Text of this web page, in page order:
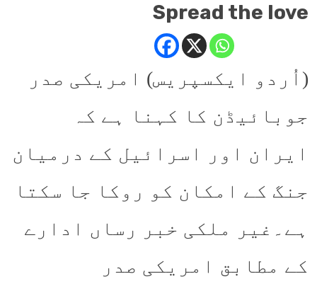
Spread the love
(اُردو ایکسپریس) امریکی صدر
جوبائیڈن کا کہنا ہے کہ
ایران اور اسرائیل کے درمیان
جنگ کے امکان کو روکا جا سکتا
ہے۔غیر ملکی خبر رساں ادارے
کے مطابق امریکی صدر